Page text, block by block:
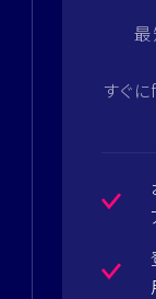
最
すぐ